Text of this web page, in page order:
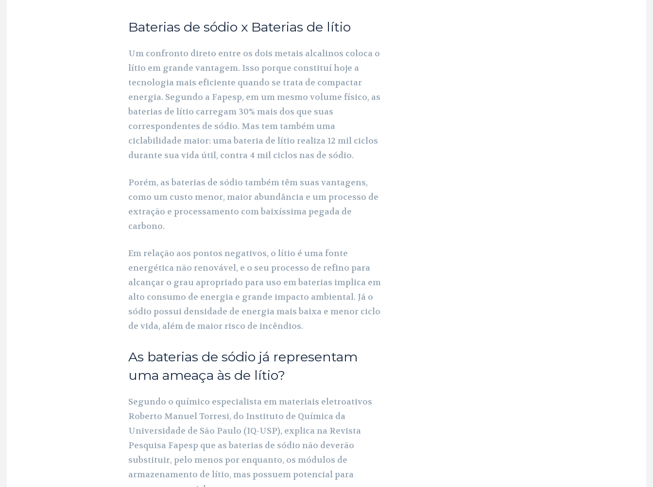
Baterias de sódio x Baterias de lítio
Um confronto direto entre os dois metais alcalinos coloca o
lítio em grande vantagem. Isso porque constituí hoje a
tecnologia mais eficiente quando se trata de compactar
energia. Segundo a Fapesp, em um mesmo volume físico, as
baterias de lítio carregam 30% mais dos que suas
correspondentes de sódio. Mas tem também uma
ciclabilidade maior: uma bateria de lítio realiza 12 mil ciclos
durante sua vida útil, contra 4 mil ciclos nas de sódio.
Porém, as baterias de sódio também têm suas vantagens,
como um custo menor, maior abundância e um processo de
extração e processamento com baixíssima pegada de
carbono.
Em relação aos pontos negativos, o lítio é uma fonte
energética não renovável, e o seu processo de refino para
alcançar o grau apropriado para uso em baterias implica em
alto consumo de energia e grande impacto ambiental. Já o
sódio possui densidade de energia mais baixa e menor ciclo
de vida, além de maior risco de incêndios.
As baterias de sódio já representam
uma ameaça às de lítio?
Segundo o químico especialista em materiais eletroativos
Roberto Manuel Torresi, do Instituto de Química da
Universidade de São Paulo (IQ-USP), explica na Revista
Pesquisa Fapesp que as baterias de sódio não deverão
substituir, pelo menos por enquanto, os módulos de
armazenamento de lítio, mas possuem potencial para